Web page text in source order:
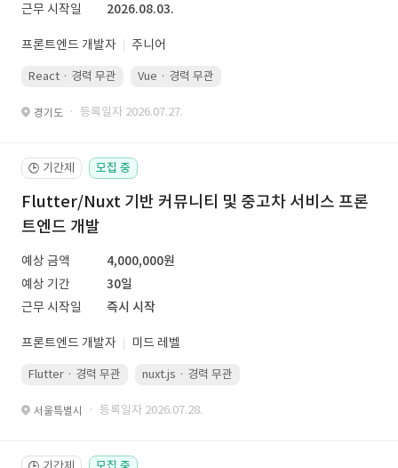
근무 시작일
2026.08.03.
프론트엔드 개발자 주니어
React · 경력 무관 Vue · 경력 무관
경기도 · 등록일자 2026.07.27.
🕒 기간제 모집 중
Flutter/Nuxt 기반 커뮤니티 및 중고차 서비스 프론
트엔드 개발
예상 금액
4,000,000원
예상 기간
30일
근무 시작일
즉시 시작
프론트엔드 개발자 미드 레벨
Flutter · 경력 무관 nuxt.js · 경력 무관
서울특별시 · 등록일자 2026.07.28.